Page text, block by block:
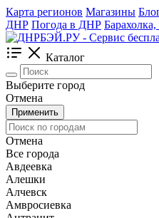
Карта регионов Магазины
ДНР Погода в ДНР
Каталог
Выберите город
Отмена
Применить
Отмена
Все города
Авдеевка
Алешки
Алчевск
Амвросиевка